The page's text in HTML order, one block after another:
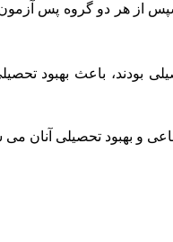
فراشناختی ارائه شد و سپس از هر دو گروه
باعث بهبود تحصیلی (0/
و بهبود تحصیلی آنان می